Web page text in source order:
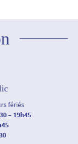
fériés
– 19h45